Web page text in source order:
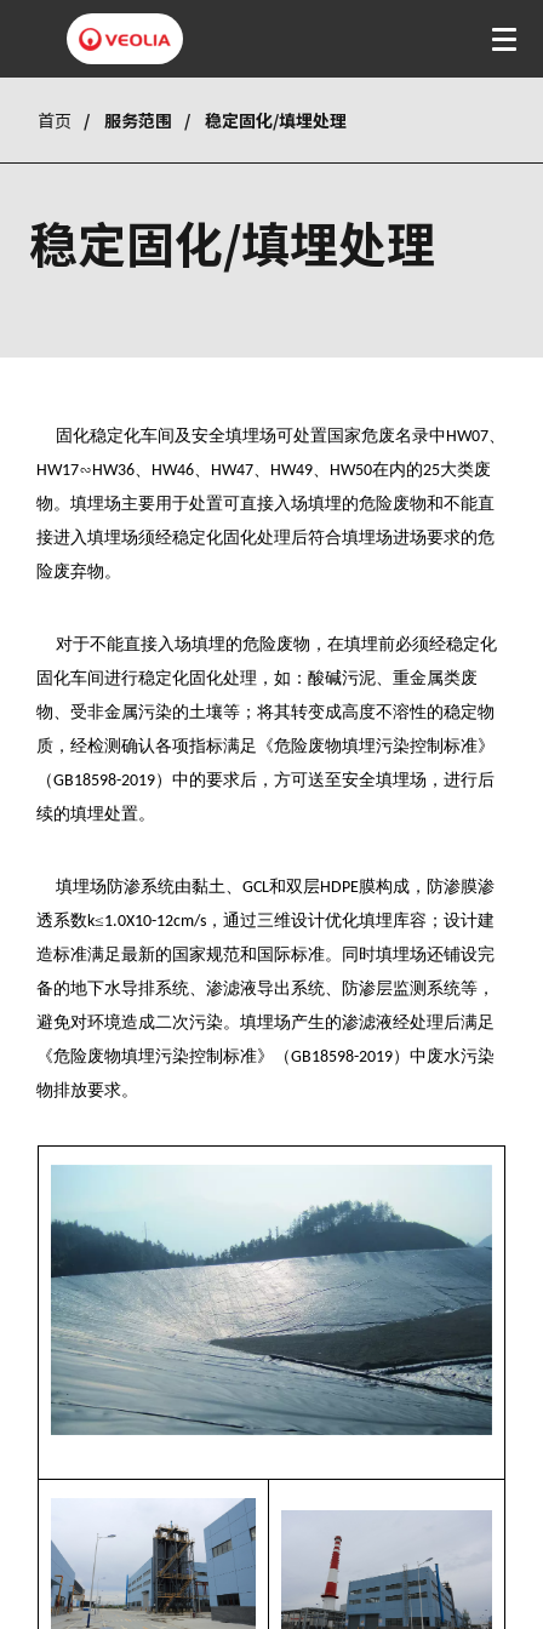
首页 服务范围 稳定固化/填埋处理
稳定固化/填埋处理
固化稳定化车间及安全填埋场可处置国家危废名录中HW07、
HW17∽HW36、 HW46、 HW47、 HW49、 HW50在内的25大类废
物。填埋场主要用于处置可直接入场填埋的危险废物和不能直
接进入填埋场须经稳定化固化处理后符合填埋场进场要求的危
险废弃物。
对于不能直接入场填埋的危险废物，在填埋前必须经稳定化
固化车间进行稳定化固化处理，如：酸碱污泥、重金属类废
物、受非金属污染的土壤等；将其转变成高度不溶性的稳定物
质，经检测确认各项指标满足《危险废物填埋污染控制标准》
（GB18598-2019）中的要求后，方可送至安全填埋场，进行后
续的填埋处置。
填埋场防渗系统由黏土、 GCL和双层HDPE膜构成，防渗膜渗
透系数k≤1.0X10-12cm/s ，通过三维设计优化填埋库容；设计建
造标准满足最新的国家规范和国际标准。同时填埋场还铺设完
备的地下水导排系统、渗滤液导出系统、防渗层监测系统等，
避免对环境造成二次污染。填埋场产生的渗滤液经处理后满足
《危险废物填埋污染控制标准》（GB18598-2019）中废水污染
物排放要求。